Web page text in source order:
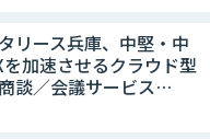
リース兵庫、中堅・中
加速させるクラウド型
談／会議サービス…